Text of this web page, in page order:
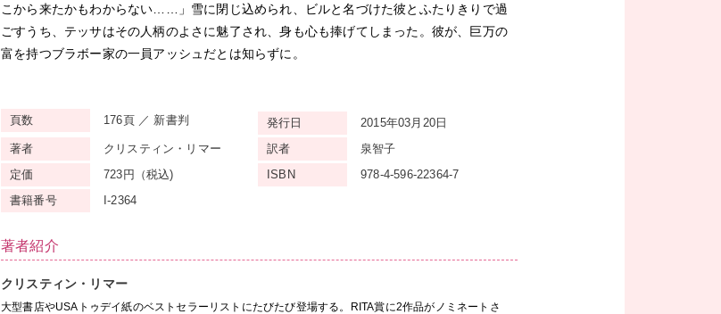
こから来たかもわからない……」雪に閉じ込められ、ビルと名づけた彼とふたりきりで過
ごすうち、テッサはその人柄のよさに魅了され、身も心も捧げてしまった。彼が、巨万の
富を持つブラボー家の一員アッシュだとは知らずに。
頁数 176頁 ／ 新書判 発行日
2015年03月20日
著者
クリスティン・リマー 訳者
泉智子
定価
723円（税込) ISBN
978-4-596-22364-7
書籍番号
I-2364
著者紹介
クリスティン・リマー
大型書店やUSAトゥデイ紙のベストセラーリストにたびたび登場する。RITA賞に2作品がノミネートさ